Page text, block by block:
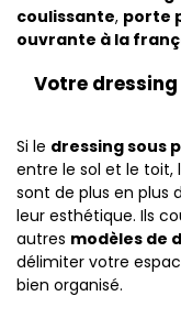
coulissante, porte
ouvrante à la
Votre
Si le dressing sous
entre le sol et le toit,
sont de plus en plus
leur esthétique. Ils
autres modèles de
délimiter votre
bien organisé.